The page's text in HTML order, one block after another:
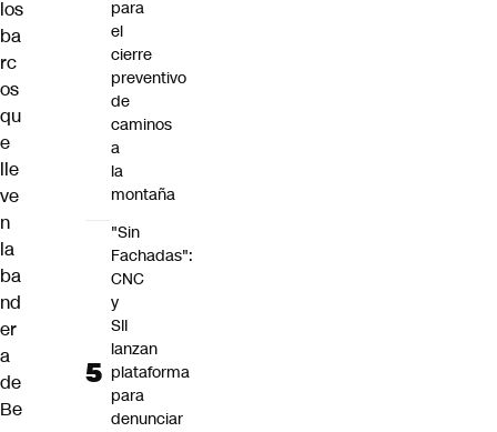
los
ba
rc
os
qu
e
lle
ve
n
la
ba
nd
er
a
de
Be
para
el
cierre
preventivo
de
caminos
a
la
montaña
"Sin
Fachadas":
CNC
y
SII
lanzan
plataforma
para
denunciar